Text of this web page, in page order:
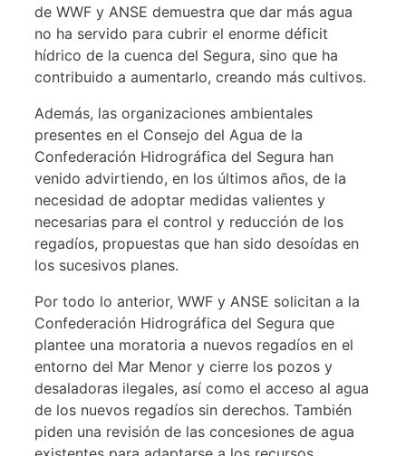
de WWF y ANSE demuestra que dar más agua
no ha servido para cubrir el enorme déficit
hídrico de la cuenca del Segura, sino que ha
contribuido a aumentarlo, creando más cultivos.
Además, las organizaciones ambientales
presentes en el Consejo del Agua de la
Confederación Hidrográfica del Segura han
venido advirtiendo, en los últimos años, de la
necesidad de adoptar medidas valientes y
necesarias para el control y reducción de los
regadíos, propuestas que han sido desoídas en
los sucesivos planes.
Por todo lo anterior, WWF y ANSE solicitan a la
Confederación Hidrográfica del Segura que
plantee una moratoria a nuevos regadíos en el
entorno del Mar Menor y cierre los pozos y
desaladoras ilegales, así como el acceso al agua
de los nuevos regadíos sin derechos. También
piden una revisión de las concesiones de agua